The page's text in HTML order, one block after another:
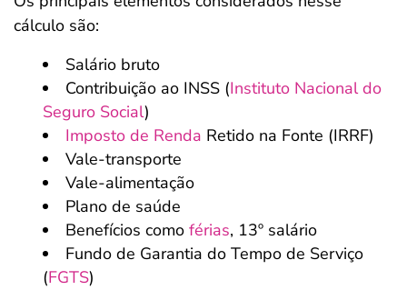
cálculo são:
Salário bruto
Contribuição ao INSS (Instituto Nacional do
Seguro Social)
Imposto de Renda Retido na Fonte (IRRF)
Vale-transporte
Vale-alimentação
Plano de saúde
Benefícios como férias, 13º salário
Fundo de Garantia do Tempo de Serviço
(FGTS)